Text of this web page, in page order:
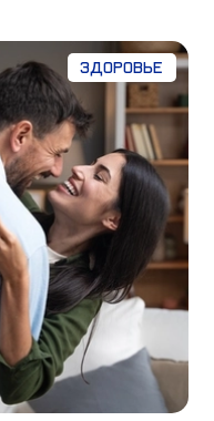
Здоровье